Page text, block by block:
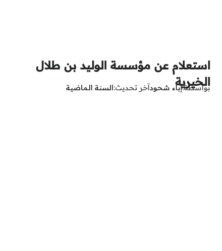
استعلام عن مؤسسة الوليد بن طلال
الخيرية
بواسطةإباء شحودآخر تحديث السنة الماضية